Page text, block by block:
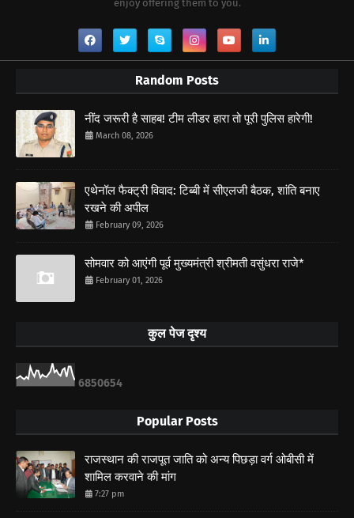
enjoy offering them to you.
Random Posts
नींद जरूरी है साहब! टीम लीडर हारा तो पूरी पुलिस हारेगी!
March 08, 2026
एथेनॉल फैक्ट्री विवाद: टिब्बी में सीएलजी बैठक, शांति बनाए
रखने की अपील
February 09, 2026
सोमवार को आएंगी पूर्व मुख्यमंत्री श्रीमती वसुंधरा राजे*
February 01, 2026
कुल पेज दृश्य
6850654
Popular Posts
राजस्थान की राजपूत जाति को अन्य पिछड़ा वर्ग ओबीसी में
शामिल करवाने की मांग
7:27 pm